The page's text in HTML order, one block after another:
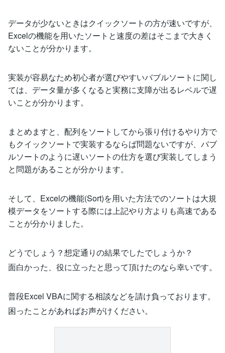
データが少ないときはクイックソートの方が速いですが、
Excelの機能を用いたソートと速度の差はそこまで大きく
ないことが分かります。
実装が容易なため初心者が選びやすいバブルソートに関し
ては、データ量が多くなると実務に支障が出るレベルで遅
いことが分かります。
まとめますと、配列をソートしてから張り付けるやり方で
もクイックソートで実装するならば問題ないですが、バブ
ルソートのように遅いソートの仕方を選び実装してしまう
と問題があることが分かります。
そして、Excelの機能(Sort)を用いた方法でのソートは大規
模データをソートする際には上記やり方よりも高速である
ことが分かりました。
どうでしょう？想定通りの結果でしたでしょうか？
面白かった、役に立ったと思って頂けたのなら幸いです。
普段Excel VBAに関する相談などを請け負っております。
困ったことがあればお声がけください。